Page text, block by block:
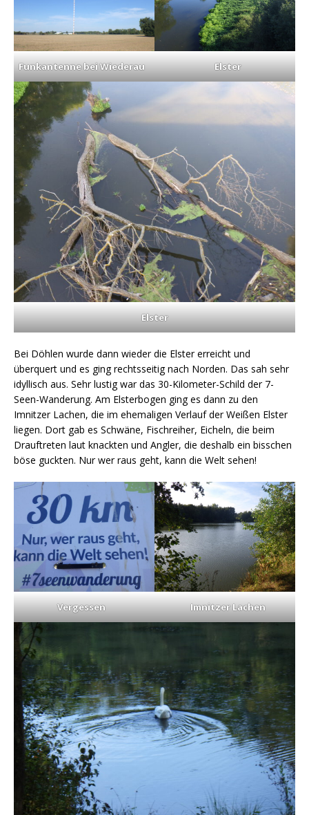
Funkantenne bei Wiederau Elster
Elster
Bei Döhlen wurde dann wieder die Elster erreicht und
überquert und es ging rechtsseitig nach Norden. Das sah sehr
idyllisch aus. Sehr lustig war das 30-Kilometer-Schild der 7-
Seen-Wanderung. Am Elsterbogen ging es dann zu den
Imnitzer Lachen, die im ehemaligen Verlauf der Weißen Elster
liegen. Dort gab es Schwäne, Fischreiher, Eicheln, die beim
Drauftreten laut knackten und Angler, die deshalb ein bisschen
böse guckten. Nur wer raus geht, kann die Welt sehen!
Vergessen Imnitzer Lachen